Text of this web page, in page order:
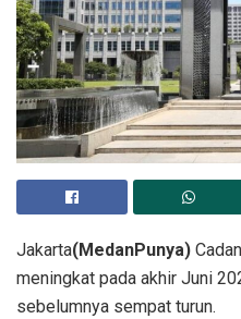
Jakarta(MedanPunya)
meningkat pada akhir Juni
sebelumnya sempat turun.